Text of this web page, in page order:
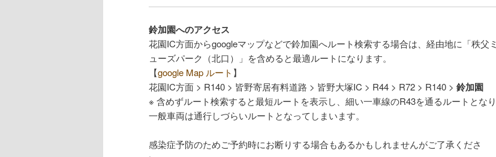
鈴加園へのアクセス
花園IC方面からgoogleマップなどで鈴加園へルート検索する場合は、経由地に「秩父ミ
ューズパーク（北口）」を含めると最適ルートになります。
【google Map ルート 】
花園IC方面 > R140 > 皆野寄居有料道路 > 皆野大塚IC > R44 > R72 > R140 > 鈴加園
※ 含めずルート検索すると最短ルートを表示し、細い一車線のR43を通るルートとなり
一般車両は通行しづらいルートとなってしまいます。
感染症予防のためご予約時にお断りする場合もあるかもしれませんがご了承くださ